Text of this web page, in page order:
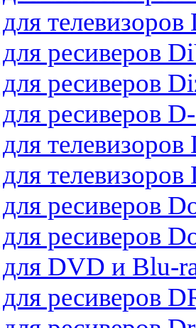
телевизоров
ресиверов
ресиверов
ресиверов
телевизоров
ресиверов
ресиверов
DVD и Blu-
ресиверов